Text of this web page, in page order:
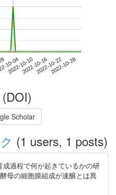
10-04
2022-10-102022-10-162022-10-222022-10-28
Scholar
(1 users, 1 posts)
過程で何が起きているかの研
母の細胞膜組成が速醸とは異